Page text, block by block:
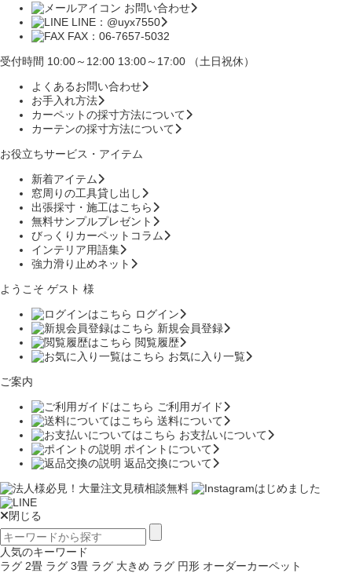
お問い合わせ
LINE：@uyx7550
FAX：06-7657-5032
受付時間 10:00～12:00 13:00～17:00 （土日祝休）
よくあるお問い合わせ
お手入れ方法
カーペットの採寸方法について
カーテンの採寸方法について
お役立ちサービス・アイテム
新着アイテム
窓周りの工具貸し出し
出張採寸・施工はこちら
無料サンプルプレゼント
びっくりカーペットコラム
インテリア用語集
強力滑り止めネット
ようこそ ゲスト 様
ログイン
新規会員登録
閲覧履歴
お気に入り一覧
ご案内
ご利用ガイド
送料について
お支払いについて
ポイントについて
返品交換について
閉じる
人気のキーワード
ラグ 2畳 ラグ 3畳 ラグ 大きめ ラグ 円形 オーダーカーペット